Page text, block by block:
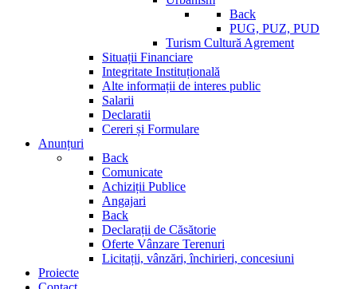
Back
PUG, PUZ, PUD
Turism Cultură Agrement
Situații Financiare
Integritate Instituțională
Alte informații de interes public
Salarii
Declaratii
Cereri și Formulare
Anunțuri
Back
Comunicate
Achiziții Publice
Angajari
Back
Declarații de Căsătorie
Oferte Vânzare Terenuri
Licitații, vânzări, închirieri, concesiuni
Proiecte